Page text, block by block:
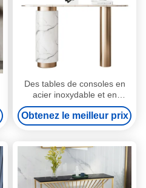
Des tables de consoles en
acier inoxydable et en
marbre: un design moderne
intemporel
Obtenez le meilleur prix